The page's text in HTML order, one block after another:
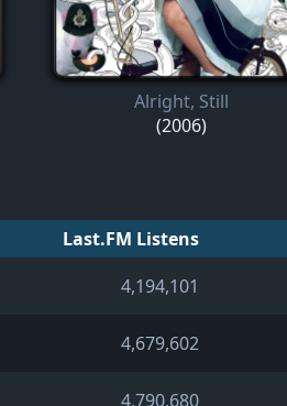
Alright, Still
(2006)
Last.FM Listens
4,194,101
4,679,602
4,790,680